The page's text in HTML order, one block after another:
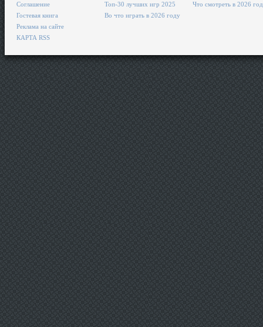
Соглашение
Гостевая книга
Реклама на сайте
КАРТА RSS
Топ-30 лучших игр 2025
Во что играть в 2026 году
Что смотреть в 2026